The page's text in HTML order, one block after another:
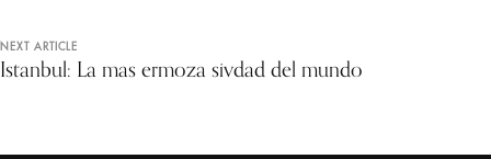
NEXT ARTICLE
Istanbul: La mas ermoza sivdad del mundo